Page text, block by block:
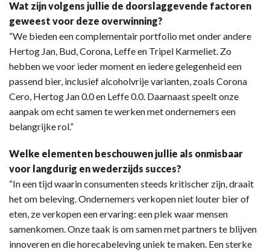
Wat zijn volgens jullie de doorslaggevende factoren
geweest voor deze overwinning?
“We bieden een complementair portfolio met onder andere
Hertog Jan, Bud, Corona, Leffe en Tripel Karmeliet. Zo
hebben we voor ieder moment en iedere gelegenheid een
passend bier, inclusief alcoholvrije varianten, zoals Corona
Cero, Hertog Jan 0.0 en Leffe 0.0. Daarnaast speelt onze
aanpak om echt samen te werken met ondernemers een
belangrijke rol.”
Welke elementen beschouwen jullie als onmisbaar
voor langdurig en wederzijds succes?
“In een tijd waarin consumenten steeds kritischer zijn, draait
het om beleving. Ondernemers verkopen niet louter bier of
eten, ze verkopen een ervaring: een plek waar mensen
samenkomen. Onze taak is om samen met partners te blijven
innoveren en die horecabeleving uniek te maken. Een sterke